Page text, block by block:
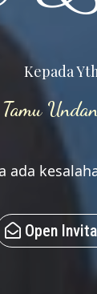
Kepada
Tamu
ada
Open